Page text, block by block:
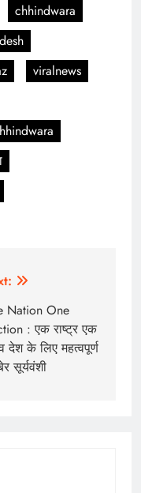
chhindwara
viralnews
Nation One
: एक राष्ट्र एक
देश के लिए महत्वपूर्ण
सूर्यवंशी